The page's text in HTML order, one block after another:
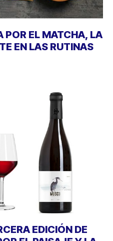
POR EL MATCHA, LA
EN LAS RUTINAS
EDICIÓN DE